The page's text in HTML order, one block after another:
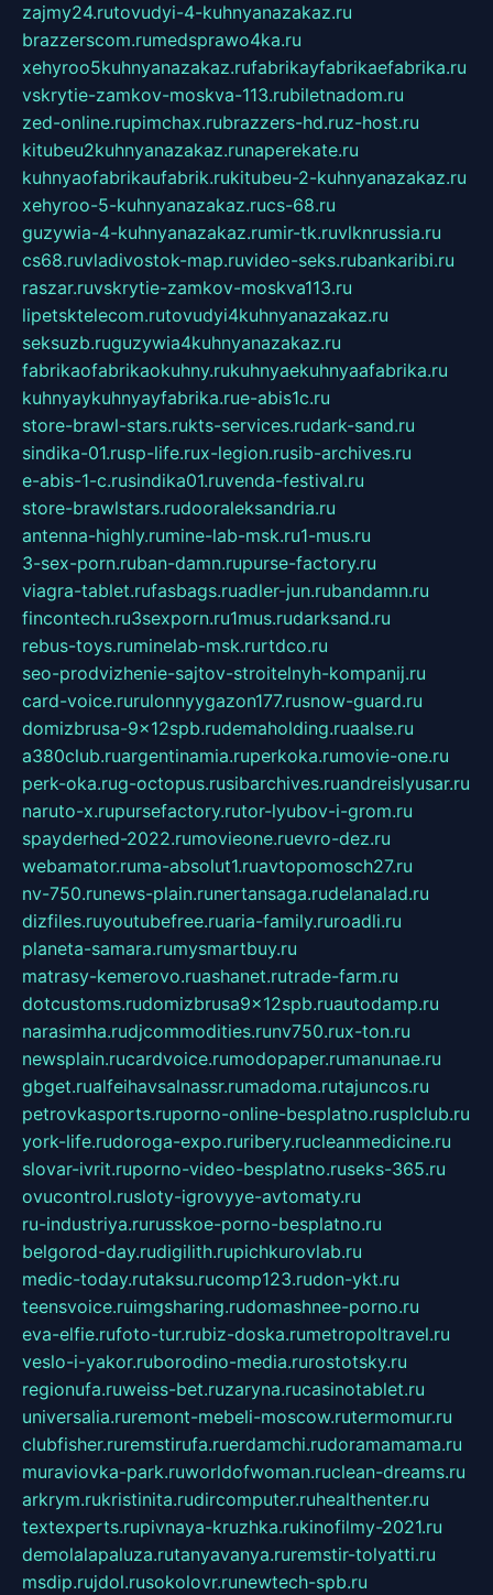
zajmy24.rutovudyi-4-kuhnyanazakaz.ru
brazzerscom.rumedsprawo4ka.ru
xehyroo5kuhnyanazakaz.rufabrikayfabrikaefabrika.ru
vskrytie-zamkov-moskva-113.rubiletnadom.ru
zed-online.rupimchax.rubrazzers-hd.ruz-host.ru
kitubeu2kuhnyanazakaz.runaperekate.ru
kuhnyaofabrikaufabrik.rukitubeu-2-kuhnyanazakaz.ru
xehyroo-5-kuhnyanazakaz.rucs-68.ru
guzywia-4-kuhnyanazakaz.rumir-tk.ruvlknrussia.ru
cs68.ruvladivostok-map.ruvideo-seks.rubankaribi.ru
raszar.ruvskrytie-zamkov-moskva113.ru
lipetsktelecom.rutovudyi4kuhnyanazakaz.ru
seksuzb.ruguzywia4kuhnyanazakaz.ru
fabrikaofabrikaokuhny.rukuhnyaekuhnyaafabrika.ru
kuhnyaykuhnyayfabrika.rue-abis1c.ru
store-brawl-stars.rukts-services.rudark-sand.ru
sindika-01.rusp-life.rux-legion.rusib-archives.ru
e-abis-1-c.rusindika01.ruvenda-festival.ru
store-brawlstars.rudooraleksandria.ru
antenna-highly.rumine-lab-msk.ru1-mus.ru
3-sex-porn.ruban-damn.rupurse-factory.ru
viagra-tablet.rufasbags.ruadler-jun.rubandamn.ru
fincontech.ru3sexporn.ru1mus.rudarksand.ru
rebus-toys.ruminelab-msk.rurtdco.ru
seo-prodvizhenie-sajtov-stroitelnyh-kompanij.ru
card-voice.rurulonnyygazon177.rusnow-guard.ru
domizbrusa-9x12spb.rudemaholding.ruaalse.ru
a380club.ruargentinamia.ruperkoka.rumovie-one.ru
perk-oka.rug-octopus.rusibarchives.ruandreislyusar.ru
naruto-x.rupursefactory.rutor-lyubov-i-grom.ru
spayderhed-2022.rumovieone.ruevro-dez.ru
webamator.ruma-absolut1.ruavtopomosch27.ru
nv-750.runews-plain.runertansaga.rudelanalad.ru
dizfiles.ruyoutubefree.ruaria-family.ruroadli.ru
planeta-samara.rumysmartbuy.ru
matrasy-kemerovo.ruashanet.rutrade-farm.ru
dotcustoms.rudomizbrusa9x12spb.ruautodamp.ru
narasimha.rudjcommodities.runv750.rux-ton.ru
newsplain.rucardvoice.rumodopaper.rumanunae.ru
gbget.rualfeihavsalnassr.rumadoma.rutajuncos.ru
petrovkasports.ruporno-online-besplatno.rusplclub.ru
york-life.rudoroga-expo.ruribery.rucleanmedicine.ru
slovar-ivrit.ruporno-video-besplatno.ruseks-365.ru
ovucontrol.rusloty-igrovyye-avtomaty.ru
ru-industriya.rurusskoe-porno-besplatno.ru
belgorod-day.rudigilith.rupichkurovlab.ru
medic-today.rutaksu.rucomp123.rudon-ykt.ru
teensvoice.ruimgsharing.rudomashnee-porno.ru
eva-elfie.rufoto-tur.rubiz-doska.rumetropoltravel.ru
veslo-i-yakor.ruborodino-media.rurostotsky.ru
regionufa.ruweiss-bet.ruzaryna.rucasinotablet.ru
universalia.ruremont-mebeli-moscow.rutermomur.ru
clubfisher.ruremstirufa.ruerdamchi.rudoramamama.ru
muraviovka-park.ruworldofwoman.ruclean-dreams.ru
arkrym.rukristinita.rudircomputer.ruhealthenter.ru
textexperts.rupivnaya-kruzhka.rukinofilmy-2021.ru
demolalapaluza.rutanyavanya.ruremstir-tolyatti.ru
msdip.rujdol.rusokolovr.runewtech-spb.ru